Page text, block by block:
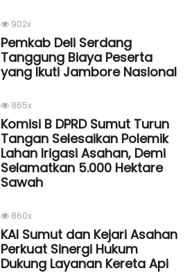
902x
Pemkab Deli Serdang
Tanggung Biaya Peserta
yang Ikuti Jambore Nasional
865x
Komisi B DPRD Sumut Turun
Tangan Selesaikan Polemik
Lahan Irigasi Asahan, Demi
Selamatkan 5.000 Hektare
Sawah
860x
KAI Sumut dan Kejari Asahan
Perkuat Sinergi Hukum
Dukung Layanan Kereta Api